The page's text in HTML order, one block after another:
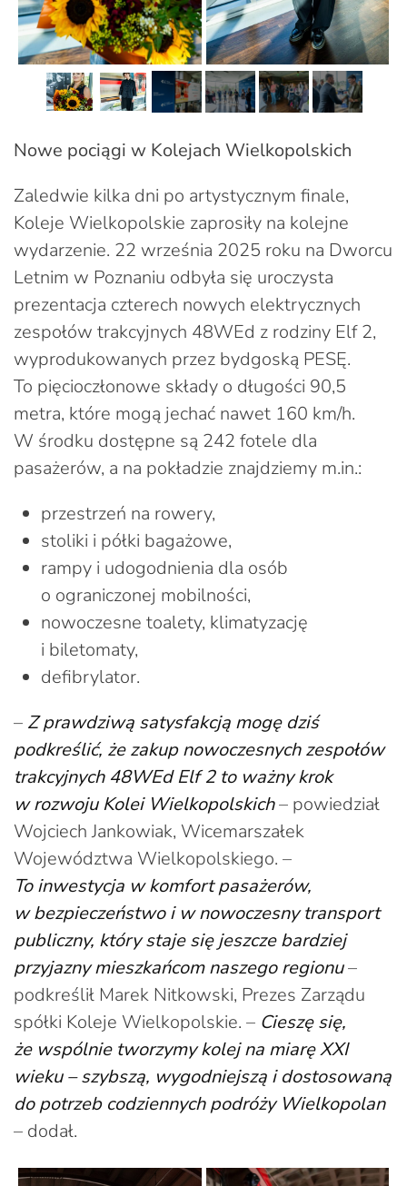
Nowe pociągi w Kolejach Wielkopolskich
Zaledwie kilka dni po artystycznym finale,
Koleje Wielkopolskie zaprosiły na kolejne
wydarzenie. 22 września 2025 roku na Dworcu
Letnim w Poznaniu odbyła się uroczysta
prezentacja czterech nowych elektrycznych
zespołów trakcyjnych 48WEd z rodziny Elf 2,
wyprodukowanych przez bydgoską PESĘ.
To pięcioczłonowe składy o długości 90,5
metra, które mogą jechać nawet 160 km/h.
W środku dostępne są 242 fotele dla
pasażerów, a na pokładzie znajdziemy m.in.:
przestrzeń na rowery,
stoliki i półki bagażowe,
rampy i udogodnienia dla osób
o ograniczonej mobilności,
nowoczesne toalety, klimatyzację
i biletomaty,
defibrylator.
– Z prawdziwą satysfakcją mogę dziś
podkreślić, że zakup nowoczesnych zespołów
trakcyjnych 48WEd Elf 2 to ważny krok
w rozwoju Kolei Wielkopolskich– powiedział
Wojciech Jankowiak, Wicemarszałek
Województwa Wielkopolskiego. –
To inwestycja w komfort pasażerów,
w bezpieczeństwo i w nowoczesny transport
publiczny, który staje się jeszcze bardziej
przyjazny mieszkańcom naszego regionu–
podkreślił Marek Nitkowski, Prezes Zarządu
spółki Koleje Wielkopolskie. – Cieszę się,
że wspólnie tworzymy kolej na miarę XXI
wieku – szybszą, wygodniejszą i dostosowaną
do potrzeb codziennych podróży Wielkopolan
– dodał.